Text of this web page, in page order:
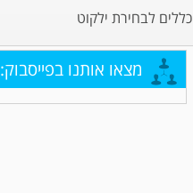
כללים לבחירת ילקוט
מצאו אותנו בפייסבוק: